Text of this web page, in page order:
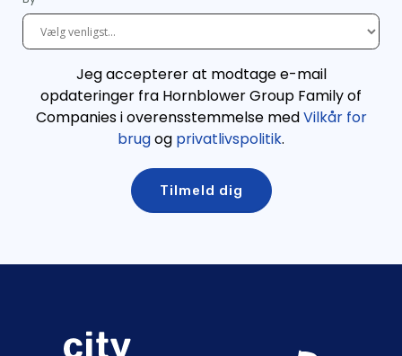
Jeg accepterer at modtage e-mail
opdateringer fra Hornblower Group Family of
Companies i overensstemmelse medVilkår for
brugog privatlivspolitik.